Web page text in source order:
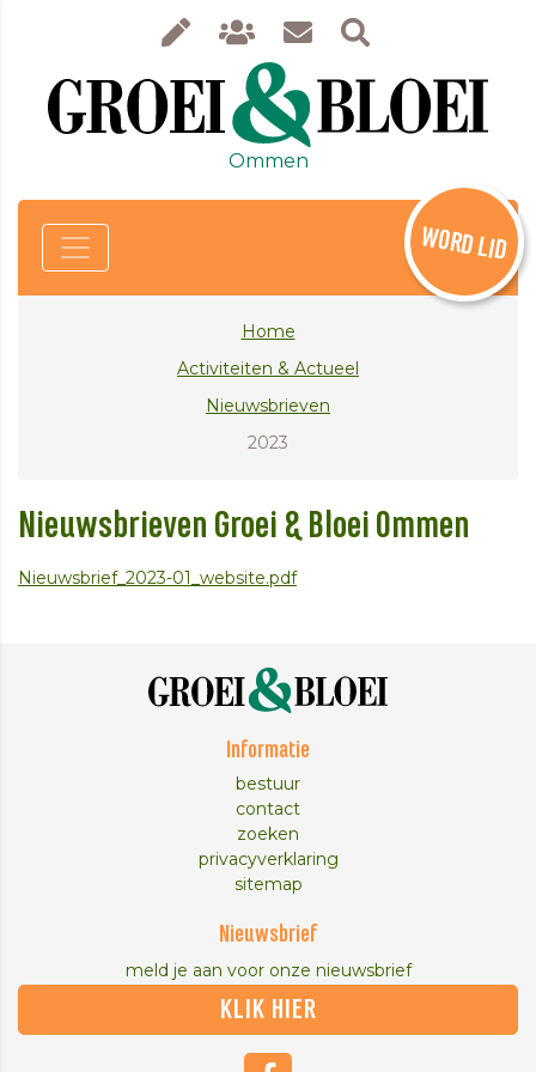
Ommen
WORD LID
Home
Activiteiten & Actueel
Nieuwsbrieven
2023
Nieuwsbrieven Groei & Bloei Ommen
Nieuwsbrief_2023-01_website.pdf
Informatie
bestuur
contact
zoeken
privacyverklaring
sitemap
Nieuwsbrief
meld je aan voor onze nieuwsbrief
KLIK HIER